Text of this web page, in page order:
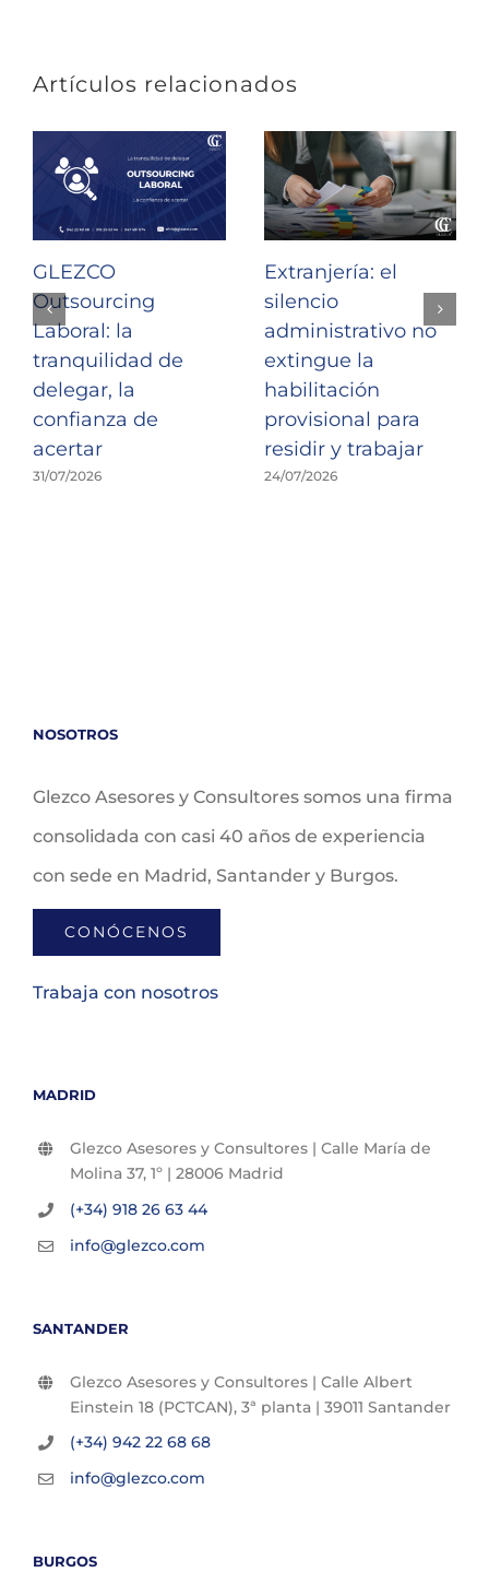
Artículos relacionados
GLEZCO
Outsourcing
Laboral: la
tranquilidad de
delegar, la
confianza de
acertar
31/07/2026
Extranjería: el
silencio
administrativo no
extingue la
habilitación
provisional para
residir y trabajar
24/07/2026
NOSOTROS
Glezco Asesores y Consultores somos una firma
consolidada con casi 40 años de experiencia
con sede en Madrid, Santander y Burgos.
CONÓCENOS
Trabaja con nosotros
MADRID
Glezco Asesores y Consultores | Calle María de
Molina 37, 1º | 28006 Madrid
(+34) 918 26 63 44
info@glezco.com
SANTANDER
Glezco Asesores y Consultores | Calle Albert
Einstein 18 (PCTCAN), 3ª planta | 39011 Santander
(+34) 942 22 68 68
info@glezco.com
BURGOS